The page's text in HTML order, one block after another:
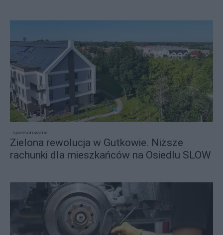
sponsorowane
Zielona rewolucja w Gutkowie. Niższe
rachunki dla mieszkańców na Osiedlu SLOW